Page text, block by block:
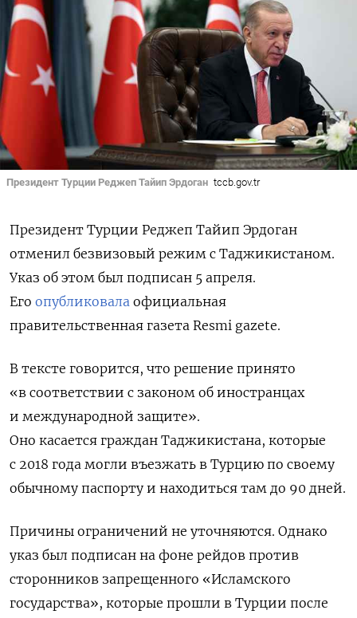
Президент Турции Реджеп Тайип Эрдоган tccb.gov.tr
Президент Турции Реджеп Тайип Эрдоган
отменил безвизовый режим с Таджикистаном.
Указ об этом был подписан 5 апреля.
Его опубликовала официальная
правительственная газета Resmi gazete.
В тексте говорится, что решение принято
«в соответствии с законом об иностранцах
и международной защите».
Оно касается граждан Таджикистана, которые
с 2018 года могли въезжать в Турцию по своему
обычному паспорту и находиться там до 90 дней.
Причины ограничений не уточняются. Однако
указ был подписан на фоне рейдов против
сторонников запрещенного «Исламского
государства», которые прошли в Турции после